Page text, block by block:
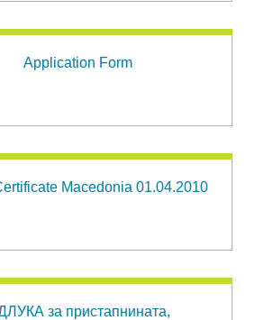
Application Form
Macedonia 01.04.2010
за пристапнината,